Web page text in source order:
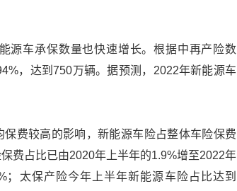
源车承保数量也快速增长。根据中再产险数
，达到750万辆。据预测，2022年新能源车
费较高的影响，新能源车险占整体车险保费
费占比已由2020年上半年的1.9%增至2022年
；太保产险今年上半年新能源车险占比达到